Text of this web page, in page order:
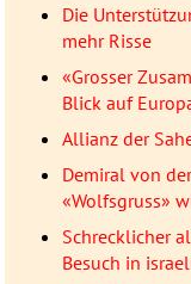
Die
mehr Risse
«Grosser
Blick auf
Allianz der
Demiral von
«Wolfsgruss»
Schrecklicher
Besuch in